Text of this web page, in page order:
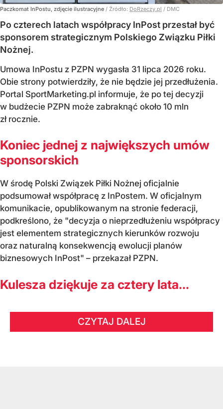
Paczkomat InPostu, zdjęcie ilustracyjne / Źródło: DoRzeczy.pl / DMC
Po czterech latach współpracy InPost przestał być
sponsorem strategicznym Polskiego Związku Piłki
Nożnej.
Umowa InPostu z PZPN wygasła 31 lipca 2026 roku.
Obie strony potwierdziły, że nie będzie jej przedłużenia.
Portal SportMarketing.pl informuje, że po tej decyzji
w budżecie PZPN może zabraknąć około 10 mln
zł rocznie.
Koniec jednej z największych umów
sponsorskich
W środę Polski Związek Piłki Nożnej oficjalnie
podsumował współpracę z InPostem. W oficjalnym
komunikacie, opublikowanym na stronie federacji,
podkreślono, że "decyzja o nieprzedłużeniu współpracy
jest elementem strategicznych kierunków rozwoju
oraz naturalną konsekwencją ewolucji planów
biznesowych InPost" – przekazał PZPN.
Kulesza dziękuje za cztery lata...
CZYTAJ DALEJ